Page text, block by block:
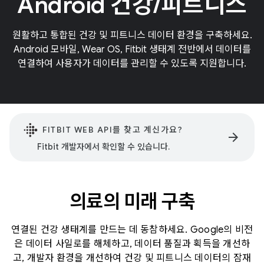
원활하고 통합된 건강 및 피트니스 데이터 환경을 구축하세요.
Android 모바일, Wear OS, Fitbit 생태계 전반에서 데이터를
연결하여 사용자가 데이터를 관리할 수 있도록 지원합니다.
FITBIT WEB API를 찾고 계신가요?
Fitbit 개발자에서 확인할 수 있습니다.
arrow_forward
의료의 미래 구축
연결된 건강 생태계를 만드는 데 동참하세요. Google의 비전
은 데이터 사일로를 해체하고, 데이터 품질과 획득을 개선하
고, 개발자 환경을 개선하여 건강 및 피트니스 데이터의 잠재